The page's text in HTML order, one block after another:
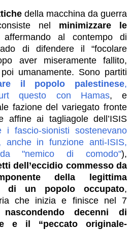
della macchina da guerra
nel minimizzare le
al contempo di
di difendere il “focolare
aver miseramente fallito,
umanamente. Sono partiti
il popolo palestinese,
questo con Hamas, e
fazione del variegato fronte
affine ai tagliagole dell’ISIS
i fascio-sionisti sostenevano
anche in funzione anti-ISIS,
"nemico di comodo"),
dell’eccidio commesso da
della legittima
di un popolo occupato,
che inizia e finisce nel 7
nascondendo decenni di
e il “peccato originale-